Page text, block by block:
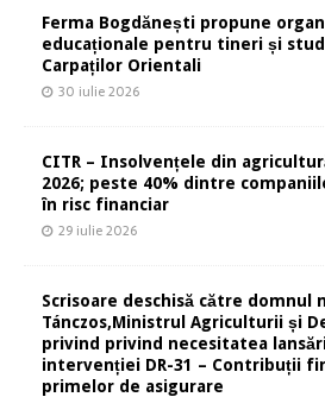
Ferma Bogdănești propune
educaționale pentru tineri și
Carpaților Orientali
30 iulie 2026
CITR – Insolvențele din
2026; peste 40% dintre
în risc financiar
29 iulie 2026
Scrisoare deschisă către domnul
Tánczos,Ministrul Agriculturii și
privind privind necesitatea
intervenției DR-31 – Contribuții
primelor de asigurare